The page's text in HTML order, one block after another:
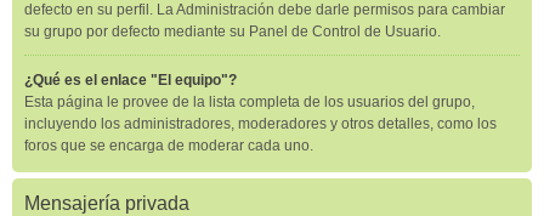
defecto en su perfil. La Administración debe darle permisos para cambiar
su grupo por defecto mediante su Panel de Control de Usuario.
¿Qué es el enlace "El equipo"?
Esta página le provee de la lista completa de los usuarios del grupo,
incluyendo los administradores, moderadores y otros detalles, como los
foros que se encarga de moderar cada uno.
Mensajería privada